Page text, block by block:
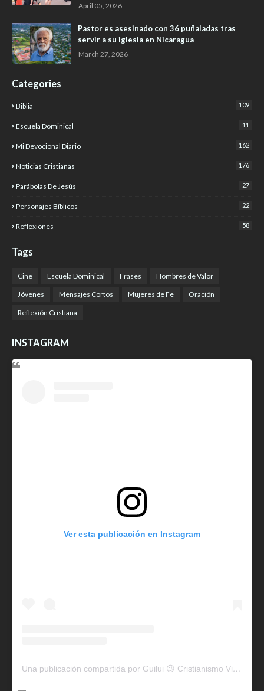
April 05, 2026
Pastor es asesinado con 36 puñaladas tras
servir a su iglesia en Nicaragua
March 27, 2026
Categories
Biblia 109
Escuela Dominical 11
Mi Devocional Diario 162
Noticias Cristianas 176
Parábolas De Jesús 27
Personajes Bíblicos 22
Reflexiones 58
Tags
Cine Escuela Dominical Frases Hombres de Valor
Jóvenes Mensajes Cortos Mujeres de Fe Oración
Reflexión Cristiana
INSTAGRAM
Ver esta publicación en Instagram
Una publicación compartida por Guilui 😉 Cristianismo Viral (@guiluiviral)